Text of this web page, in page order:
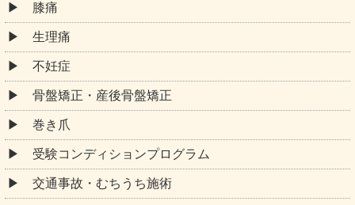
膝痛
生理痛
不妊症
骨盤矯正・産後骨盤矯正
巻き爪
受験コンディションプログラム
交通事故・むちうち施術